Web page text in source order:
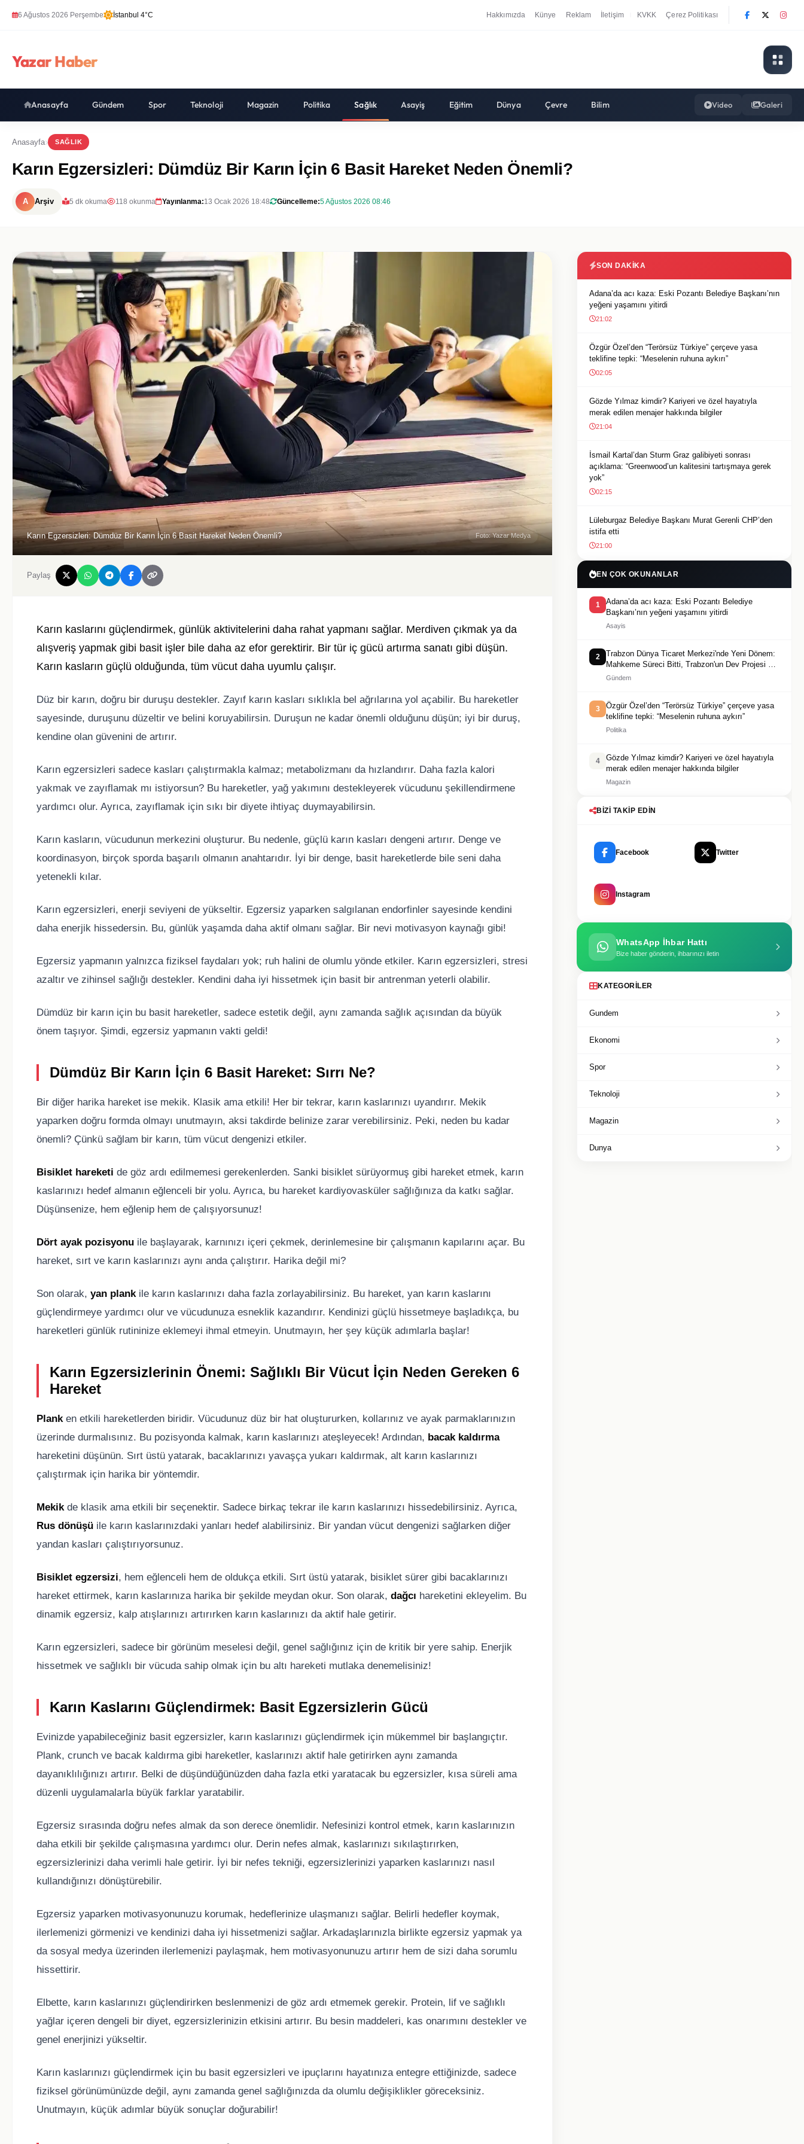
6 Ağustos 2026 Perşembe İstanbul 4°C Hakkımızda Künye Reklam İletişim KVKK Çerez Politikası
Yazar Haber
Anasayfa Gündem Spor Teknoloji Magazin Politika Sağlık Asayiş Eğitim Dünya Çevre Bilim Video Galeri
Anasayfa SAĞLIK
Karın Egzersizleri: Dümdüz Bir Karın İçin 6 Basit Hareket Neden Önemli?
A Arşiv 5 dk okuma 118 okunma Yayınlanma:13 Ocak 2026 18:48 Güncelleme:5 Ağustos 2026 08:46
Karın Egzersizleri: Dümdüz Bir Karın İçin 6 Basit Hareket Neden Önemli? Foto: Yazar Medya
Paylaş
Karın kaslarını güçlendirmek, günlük aktivitelerini daha rahat yapmanı sağlar. Merdiven çıkmak ya da
alışveriş yapmak gibi basit işler bile daha az efor gerektirir. Bir tür iç gücü artırma sanatı gibi düşün.
Karın kasların güçlü olduğunda, tüm vücut daha uyumlu çalışır.
Düz bir karın, doğru bir duruşu destekler. Zayıf karın kasları sıklıkla bel ağrılarına yol açabilir. Bu hareketler
sayesinde, duruşunu düzeltir ve belini koruyabilirsin. Duruşun ne kadar önemli olduğunu düşün; iyi bir duruş,
kendine olan güvenini de artırır.
Karın egzersizleri sadece kasları çalıştırmakla kalmaz; metabolizmanı da hızlandırır. Daha fazla kalori
yakmak ve zayıflamak mı istiyorsun? Bu hareketler, yağ yakımını destekleyerek vücudunu şekillendirmene
yardımcı olur. Ayrıca, zayıflamak için sıkı bir diyete ihtiyaç duymayabilirsin.
Karın kasların, vücudunun merkezini oluşturur. Bu nedenle, güçlü karın kasları dengeni artırır. Denge ve
koordinasyon, birçok sporda başarılı olmanın anahtarıdır. İyi bir denge, basit hareketlerde bile seni daha
yetenekli kılar.
Karın egzersizleri, enerji seviyeni de yükseltir. Egzersiz yaparken salgılanan endorfinler sayesinde kendini
daha enerjik hissedersin. Bu, günlük yaşamda daha aktif olmanı sağlar. Bir nevi motivasyon kaynağı gibi!
Egzersiz yapmanın yalnızca fiziksel faydaları yok; ruh halini de olumlu yönde etkiler. Karın egzersizleri, stresi
azaltır ve zihinsel sağlığı destekler. Kendini daha iyi hissetmek için basit bir antrenman yeterli olabilir.
Dümdüz bir karın için bu basit hareketler, sadece estetik değil, aynı zamanda sağlık açısından da büyük
önem taşıyor. Şimdi, egzersiz yapmanın vakti geldi!
Dümdüz Bir Karın İçin 6 Basit Hareket: Sırrı Ne?
Bir diğer harika hareket ise mekik. Klasik ama etkili! Her bir tekrar, karın kaslarınızı uyandırır. Mekik
yaparken doğru formda olmayı unutmayın, aksi takdirde belinize zarar verebilirsiniz. Peki, neden bu kadar
önemli? Çünkü sağlam bir karın, tüm vücut dengenizi etkiler.
Bisiklet hareketi de göz ardı edilmemesi gerekenlerden. Sanki bisiklet sürüyormuş gibi hareket etmek, karın
kaslarınızı hedef almanın eğlenceli bir yolu. Ayrıca, bu hareket kardiyovasküler sağlığınıza da katkı sağlar.
Düşünsenize, hem eğlenip hem de çalışıyorsunuz!
Dört ayak pozisyonu ile başlayarak, karnınızı içeri çekmek, derinlemesine bir çalışmanın kapılarını açar. Bu
hareket, sırt ve karın kaslarınızı aynı anda çalıştırır. Harika değil mi?
Son olarak, yan plankile karın kaslarınızı daha fazla zorlayabilirsiniz. Bu hareket, yan karın kaslarını
güçlendirmeye yardımcı olur ve vücudunuza esneklik kazandırır. Kendinizi güçlü hissetmeye başladıkça, bu
hareketleri günlük rutininize eklemeyi ihmal etmeyin. Unutmayın, her şey küçük adımlarla başlar!
Karın Egzersizlerinin Önemi: Sağlıklı Bir Vücut İçin Neden Gereken 6
Hareket
Planken etkili hareketlerden biridir. Vücudunuz düz bir hat oluştururken, kollarınız ve ayak parmaklarınızın
üzerinde durmalısınız. Bu pozisyonda kalmak, karın kaslarınızı ateşleyecek! Ardından, bacak kaldırma
hareketini düşünün. Sırt üstü yatarak, bacaklarınızı yavaşça yukarı kaldırmak, alt karın kaslarınızı
çalıştırmak için harika bir yöntemdir.
Mekikde klasik ama etkili bir seçenektir. Sadece birkaç tekrar ile karın kaslarınızı hissedebilirsiniz. Ayrıca,
Rus dönüşü ile karın kaslarınızdaki yanları hedef alabilirsiniz. Bir yandan vücut dengenizi sağlarken diğer
yandan kasları çalıştırıyorsunuz.
Bisiklet egzersizi, hem eğlenceli hem de oldukça etkili. Sırt üstü yatarak, bisiklet sürer gibi bacaklarınızı
hareket ettirmek, karın kaslarınıza harika bir şekilde meydan okur. Son olarak, dağcı hareketini ekleyelim. Bu
dinamik egzersiz, kalp atışlarınızı artırırken karın kaslarınızı da aktif hale getirir.
Karın egzersizleri, sadece bir görünüm meselesi değil, genel sağlığınız için de kritik bir yere sahip. Enerjik
hissetmek ve sağlıklı bir vücuda sahip olmak için bu altı hareketi mutlaka denemelisiniz!
Karın Kaslarını Güçlendirmek: Basit Egzersizlerin Gücü
Evinizde yapabileceğiniz basit egzersizler, karın kaslarınızı güçlendirmek için mükemmel bir başlangıçtır.
Plank, crunch ve bacak kaldırma gibi hareketler, kaslarınızı aktif hale getirirken aynı zamanda
dayanıklılığınızı artırır. Belki de düşündüğünüzden daha fazla etki yaratacak bu egzersizler, kısa süreli ama
düzenli uygulamalarla büyük farklar yaratabilir.
Egzersiz sırasında doğru nefes almak da son derece önemlidir. Nefesinizi kontrol etmek, karın kaslarınızın
daha etkili bir şekilde çalışmasına yardımcı olur. Derin nefes almak, kaslarınızı sıkılaştırırken,
egzersizlerinizi daha verimli hale getirir. İyi bir nefes tekniği, egzersizlerinizi yaparken kaslarınızı nasıl
kullandığınızı dönüştürebilir.
Egzersiz yaparken motivasyonunuzu korumak, hedeflerinize ulaşmanızı sağlar. Belirli hedefler koymak,
ilerlemenizi görmenizi ve kendinizi daha iyi hissetmenizi sağlar. Arkadaşlarınızla birlikte egzersiz yapmak ya
da sosyal medya üzerinden ilerlemenizi paylaşmak, hem motivasyonunuzu artırır hem de sizi daha sorumlu
hissettirir.
Elbette, karın kaslarınızı güçlendirirken beslenmenizi de göz ardı etmemek gerekir. Protein, lif ve sağlıklı
yağlar içeren dengeli bir diyet, egzersizlerinizin etkisini artırır. Bu besin maddeleri, kas onarımını destekler ve
genel enerjinizi yükseltir.
Karın kaslarınızı güçlendirmek için bu basit egzersizleri ve ipuçlarını hayatınıza entegre ettiğinizde, sadece
fiziksel görünümünüzde değil, aynı zamanda genel sağlığınızda da olumlu değişiklikler göreceksiniz.
Unutmayın, küçük adımlar büyük sonuçlar doğurabilir!
SON DAKIKA
Adana’da acı kaza: Eski Pozantı Belediye Başkanı’nın
yeğeni yaşamını yitirdi
21:02
Özgür Özel’den “Terörsüz Türkiye” çerçeve yasa
teklifine tepki: “Meselenin ruhuna aykırı”
02:05
Gözde Yılmaz kimdir? Kariyeri ve özel hayatıyla
merak edilen menajer hakkında bilgiler
21:04
İsmail Kartal’dan Sturm Graz galibiyeti sonrası
açıklama: “Greenwood’un kalitesini tartışmaya gerek
yok”
02:15
Lüleburgaz Belediye Başkanı Murat Gerenli CHP’den
istifa etti
21:00
EN ÇOK OKUNANLAR
1
Adana’da acı kaza: Eski Pozantı Belediye
Başkanı’nın yeğeni yaşamını yitirdi
Asayis
2
Trabzon Dünya Ticaret Merkezi'nde Yeni Dönem:
Mahkeme Süreci Bitti, Trabzon'un Dev Projesi Ne
Zaman Tamamlanacak?
Gündem
3
Özgür Özel’den “Terörsüz Türkiye” çerçeve yasa
teklifine tepki: “Meselenin ruhuna aykırı”
Politika
4
Gözde Yılmaz kimdir? Kariyeri ve özel hayatıyla
merak edilen menajer hakkında bilgiler
Magazin
BIZI TAKIP EDIN
Facebook Twitter
Instagram
WhatsApp İhbar Hattı
Bize haber gönderin, ihbarınızı iletin
KATEGORILER
Gundem
Ekonomi
Spor
Teknoloji
Magazin
Dunya